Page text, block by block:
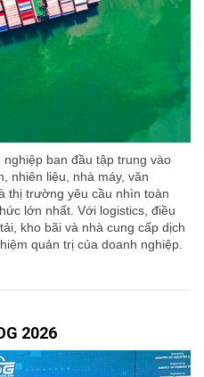
ban đầu tập trung vào
nhiên liệu, nhà máy, văn
thị trường yêu cầu nhìn toàn
lớn nhất. Với logistics, điều
kho bãi và nhà cung cấp dịch
quản trị của doanh nghiệp.
2026